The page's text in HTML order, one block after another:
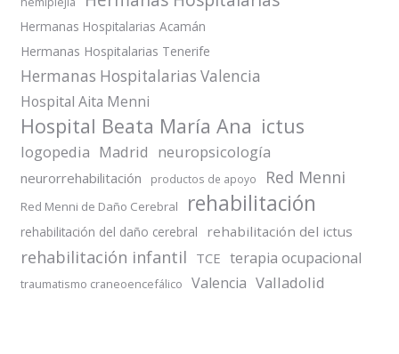
Hermanas Hospitalarias Acamán
Hermanas Hospitalarias Tenerife
Hermanas Hospitalarias Valencia
Hospital Aita Menni
Hospital Beata María Ana ictus
logopedia Madrid neuropsicología
neurorrehabilitación productos de apoyo Red Menni
Red Menni de Daño Cerebral rehabilitación
rehabilitación del daño cerebral rehabilitación del ictus
rehabilitación infantil TCE terapia ocupacional
traumatismo craneoencefálico Valencia Valladolid